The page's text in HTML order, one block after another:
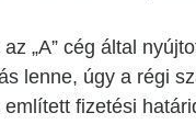
„A” cég által
lenne, úgy a régi
fizetési